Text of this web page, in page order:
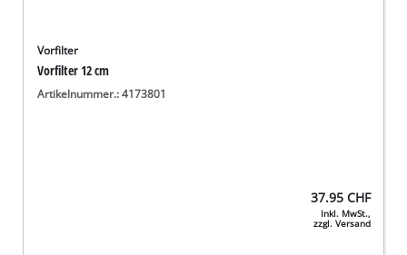
Vorfilter
Vorfilter 12 cm
Artikelnummer.: 4173801
37.95 CHF
Inkl. MwSt.,
zzgl. Versand